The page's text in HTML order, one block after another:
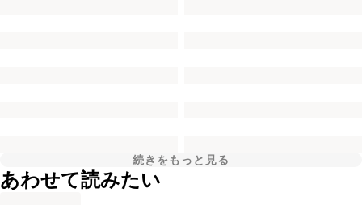
続きをもっと見る
あわせて読みたい